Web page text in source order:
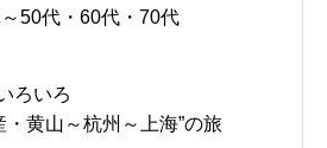
50代・60代・70代
ろいろ
黄山～杭州～上海”の旅